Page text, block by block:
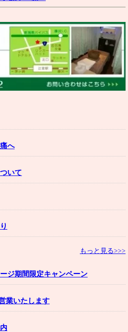
へ
いて
もっと見る>>>
ジ期間限定キャンペーン
業いたします